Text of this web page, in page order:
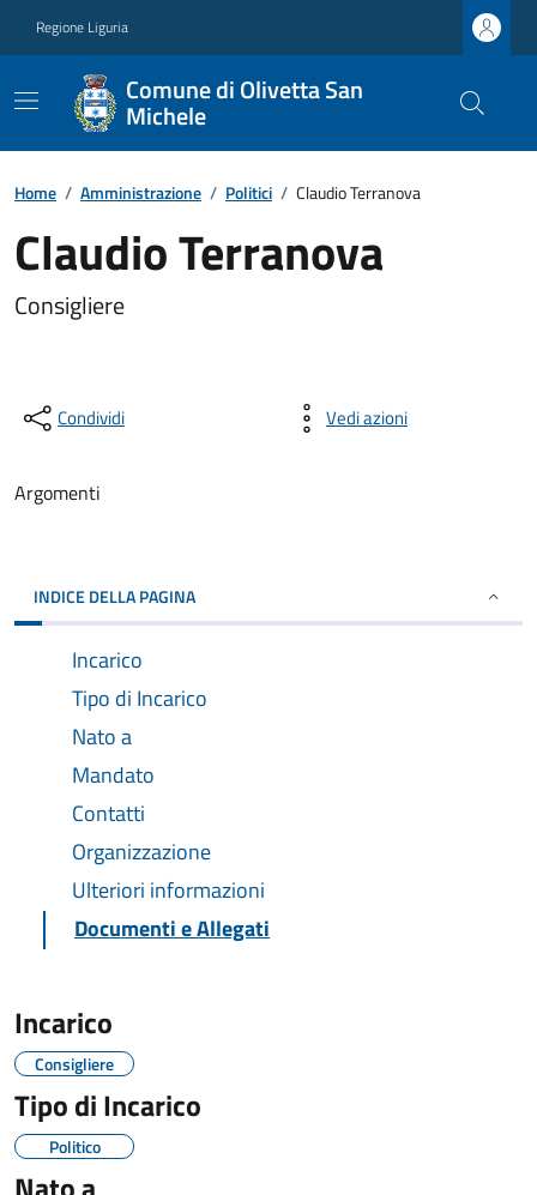
Regione Liguria
Comune di Olivetta San
Michele
Home / Amministrazione / Politici / Claudio Terranova
Claudio Terranova
Consigliere
Condividi Vedi azioni
Argomenti
INDICE DELLA PAGINA
Incarico
Tipo di Incarico
Nato a
Mandato
Contatti
Organizzazione
Ulteriori informazioni
Documenti e Allegati
Incarico
Consigliere
Tipo di Incarico
Politico